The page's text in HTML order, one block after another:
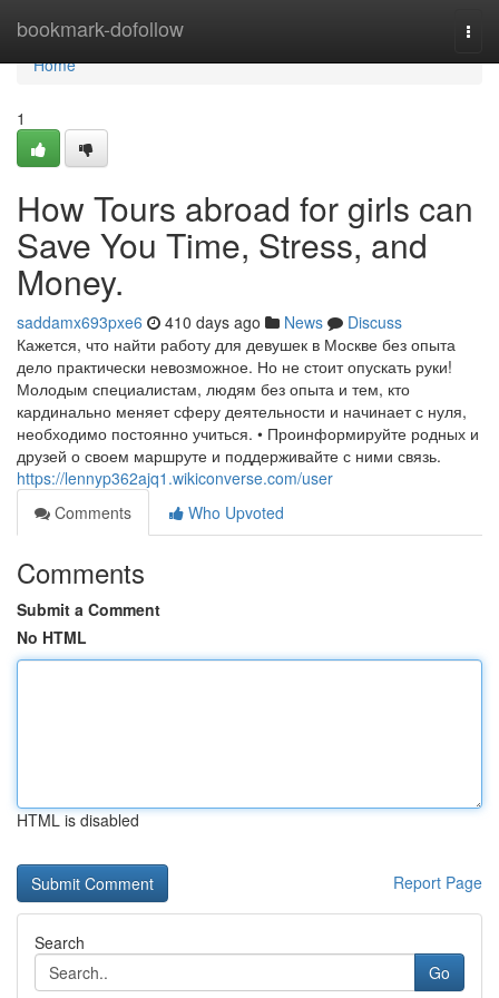
bookmark-dofollow
Home
Home
1
How Tours abroad for girls can
Save You Time, Stress, and
Money.
saddamx693pxe6 410 days ago News
Discuss
Кажется, что найти работу для девушек в Москве без опыта
дело практически невозможное. Но не стоит опускать руки!
Молодым специалистам, людям без опыта и тем, кто
кардинально меняет сферу деятельности и начинает с нуля,
необходимо постоянно учиться. • Проинформируйте родных и
друзей о своем маршруте и поддерживайте с ними связь.
https://lennyp362ajq1.wikiconverse.com/user
Comments
Who Upvoted
Comments
Submit a Comment
No HTML
HTML is disabled
Report Page
Search
Go